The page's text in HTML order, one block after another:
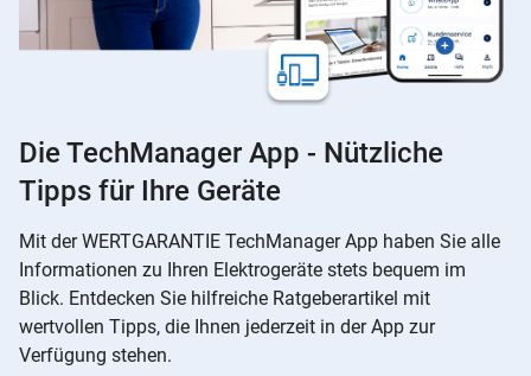
Die TechManager App - Nützliche
Tipps für Ihre Geräte
Mit der WERTGARANTIE TechManager App haben Sie alle
Informationen zu Ihren Elektrogeräte stets bequem im
Blick. Entdecken Sie hilfreiche Ratgeberartikel mit
wertvollen Tipps, die Ihnen jederzeit in der App zur
Verfügung stehen.